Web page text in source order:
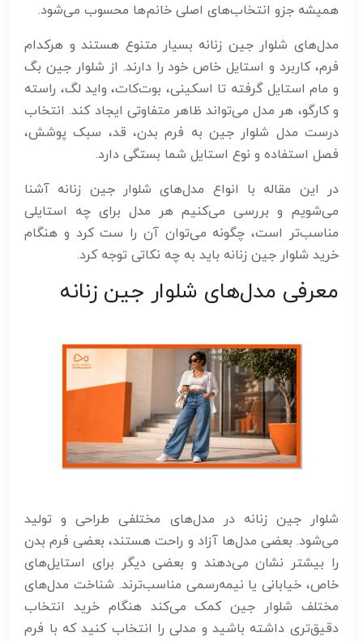
همیشه جزو انتخاب‌های اصلی خانم‌ها محسوب می‌شود.
مدل‌های شلوار جین زنانه بسیار متنوع هستند و هرکدام
فرم، کاربرد و استایل خاص خود را دارند. از شلوار جین بگ
و مام استایل گرفته تا اسکینی، بوت‌کات، واید لگ، راسته
و کارگو، هر مدل می‌تواند ظاهر متفاوتی ایجاد کند. انتخاب
درست مدل شلوار جین به فرم بدن، قد، سبک پوشش،
فصل استفاده و نوع استایل شما بستگی دارد.
در این مقاله با انواع مدل‌های شلوار جین زنانه آشنا
می‌شویم و بررسی می‌کنیم هر مدل برای چه استایلی
مناسب‌تر است، چگونه می‌توان آن را ست کرد و هنگام
خرید شلوار جین زنانه باید به چه نکاتی توجه کرد.
معرفی مدل‌های شلوار جین زنانه
شلوار جین زنانه در مدل‌های مختلفی طراحی و تولید
می‌شود. بعضی مدل‌ها آزاد و راحت هستند، بعضی فرم بدن
را بیشتر نشان می‌دهند و بعضی دیگر برای استایل‌های
خاص، خیابانی یا نیمه‌رسمی مناسب‌ترند. شناخت مدل‌های
مختلف شلوار جین کمک می‌کند هنگام خرید انتخاب
دقیق‌تری داشته باشید و مدلی را انتخاب کنید که با فرم